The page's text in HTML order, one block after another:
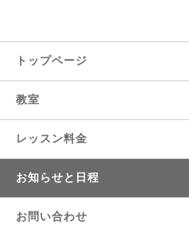
トップページ
教室
レッスン料金
お知らせと日程
お問い合わせ